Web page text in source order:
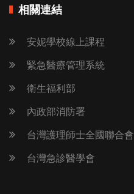
相關連結
安妮學校線上課程
緊急醫療管理系統
衛生福利部
內政部消防署
台灣護理師士全國聯合會
台灣急診醫學會